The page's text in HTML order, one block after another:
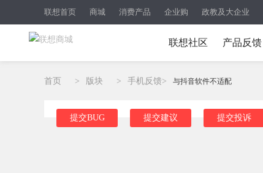
联想首页 商城 消费产品 企业购 政教及大企业
联想社区 产品反馈
首页 > 版块 > 手机反馈> 与抖音软件不适配
提交BUG 提交建议 提交投诉